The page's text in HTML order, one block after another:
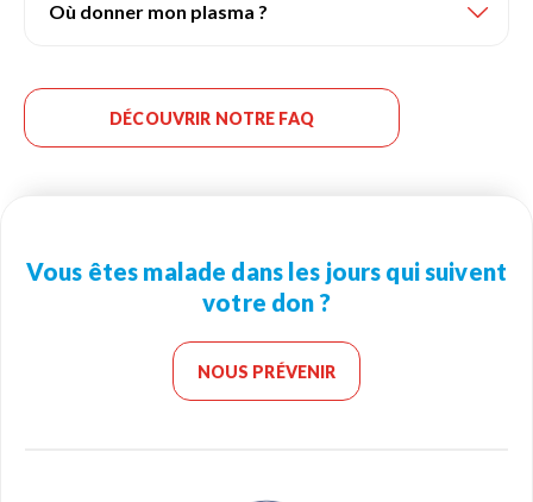
Où donner mon plasma ?
DÉCOUVRIR NOTRE FAQ
Vous êtes malade dans les jours qui suivent
votre don ?
NOUS PRÉVENIR